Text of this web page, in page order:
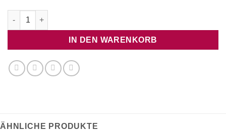
SpongeBob Schwammkopf The Cosmic Shake - Nintendo
IN DEN WARENKORB
ÄHNLICHE PRODUKTE